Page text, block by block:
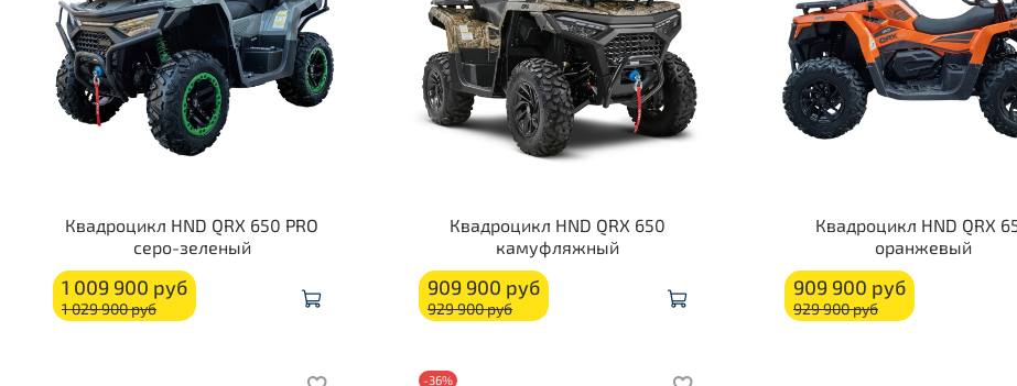
Квадроцикл HND QRX 650 PRO
серо-зеленый
1 009 900 руб
1 029 900 руб
Квадроцикл HND QRX 650
камуфляжный
909 900 руб
929 900 руб
Квадроцикл HND QRX
оранжевый
909 900 руб
929 900 руб
-36%